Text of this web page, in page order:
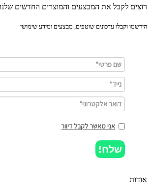
₪199.
₪169.
לקבל את המבצעים והמוצרים החדשים שלנו?
וקבלו עדכונים שוטפים, מבצעים ומידע שימושי
אני מאשר לקבל דיוור
שלח!